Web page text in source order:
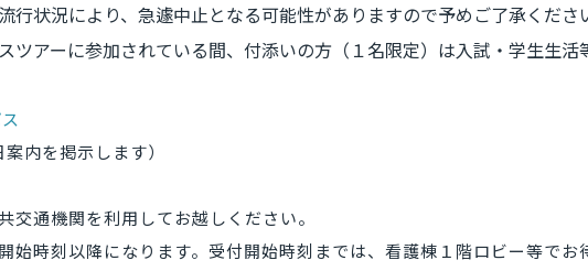
状況により、急遽中止となる可能性がありますので予めご了承くださ
アーに参加されている間、付添いの方（１名限定）は入試・学生生活
ス
内を掲示します）
通機関を利用してお越しください。
時刻以降になります。受付開始時刻までは、看護棟１階ロビー等でお